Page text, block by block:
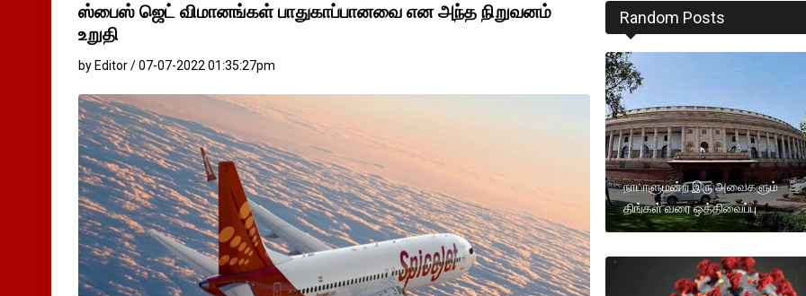
ஸ்பைஸ் ஜெட் விமானங்கள் பாதுகாப்பானவை என அந்த நிறுவனம்
உறுதி
by Editor / 07-07-2022 01:35:27pm
Random Posts
நாடாளுமன்ற இரு அவைகளும்
திங்கள் வரை ஒத்திவைப்பு